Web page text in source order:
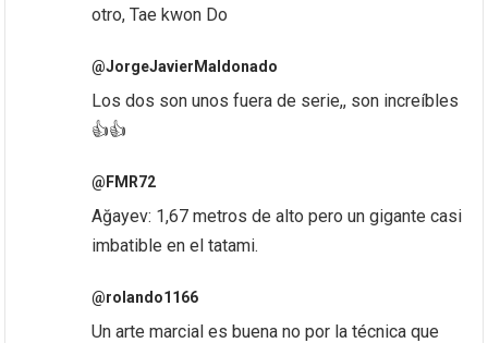
otro, Tae kwon Do
@JorgeJavierMaldonado
Los dos son unos fuera de serie,, son increíbles
👍👍
@FMR72
Ağayev: 1,67 metros de alto pero un gigante casi
imbatible en el tatami.
@rolando1166
Un arte marcial es buena no por la técnica que